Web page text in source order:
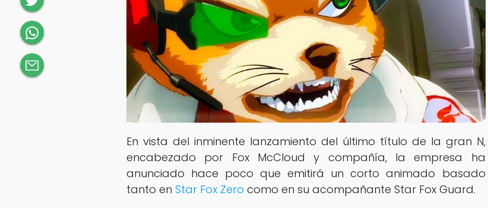
En vista del inminente lanzamiento del último título de la gran N,
encabezado por Fox McCloud y compañía, la empresa ha
anunciado hace poco que emitirá un corto animado basado
tanto en Star Fox Zero como en su acompañante Star Fox Guard.